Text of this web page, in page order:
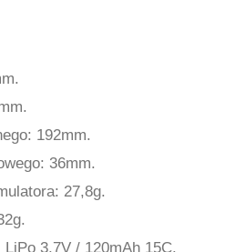
192mm.
36mm.
27,8g.
3,7V / 120mAh 15C.